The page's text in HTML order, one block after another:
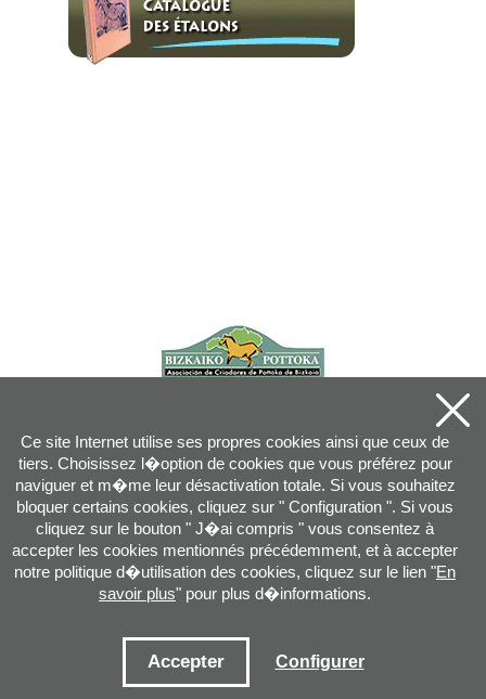
info@pottoka.info
Conditions d'Utilisation-Politique de Privacité-Politique des Cookies
Ce site Internet utilise ses propres cookies ainsi que ceux de
tiers. Choisissez l�option de cookies que vous préférez pour
naviguer et m�me leur désactivation totale. Si vous souhaitez
bloquer certains cookies, cliquez sur " Configuration ". Si vous
cliquez sur le bouton " J�ai compris " vous consentez à
accepter les cookies mentionnés précédemment, et à accepter
notre politique d�utilisation des cookies, cliquez sur le lien "En
savoir plus" pour plus d�informations.
Accepter Configurer